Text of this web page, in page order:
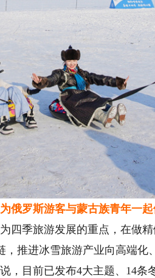
罗斯游客与蒙古族青年一起
季旅游发展的重点，在做精
，推进冰雪旅游产业向高端
，目前已发布4大主题、14条